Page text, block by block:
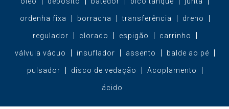
ordenha fixa borracha transferência dreno
regulador clorado espigão carrinho
válvula vácuo insuflador assento balde ao pé
pulsador disco de vedação Acoplamento
ácido